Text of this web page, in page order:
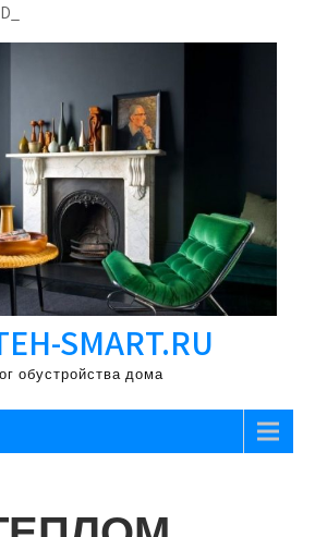
к
SMART.RU
обустройства дома